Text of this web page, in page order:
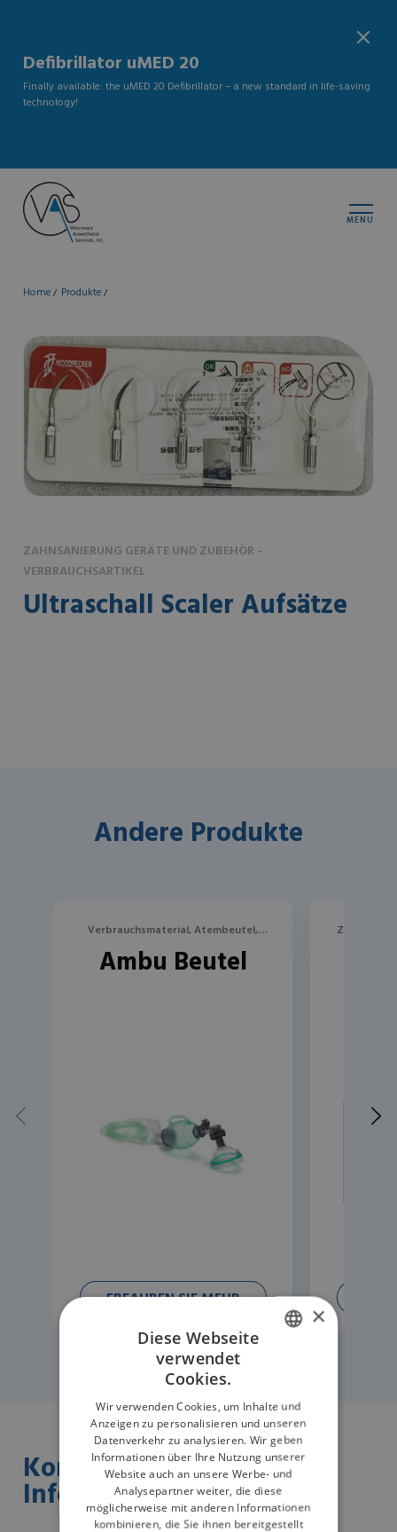
Defibrillator uMED 20
Finally available: the uMED 20 Defibrillator – a new standard in life-saving
technology!
MENU
Home Produkte
ZAHNSANIERUNG GERÄTE UND ZUBEHÖR -
VERBRAUCHSARTIKEL
Ultraschall Scaler Aufsätze
Andere Produkte
Verbrauchsmaterial, Atembeutel,
Verbrauchsartikel
Ambu Beutel
ERFAHREN SIE MEHR
Kontaktieren Sie uns für
Informationen
×
Diese Webseite
verwendet
Cookies.
Wir verwenden Cookies, um Inhalte und
Anzeigen zu personalisieren und unseren
Datenverkehr zu analysieren. Wir geben
Informationen über Ihre Nutzung unserer
Website auch an unsere Werbe- und
Analysepartner weiter, die diese
möglicherweise mit anderen Informationen
kombinieren, die Sie ihnen bereitgestellt